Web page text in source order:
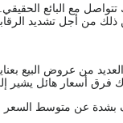
مع البائع
من أجل تشديد
من عروض البيع
أسعار هائل يشير إلى
بشدة عن متوسط السعر